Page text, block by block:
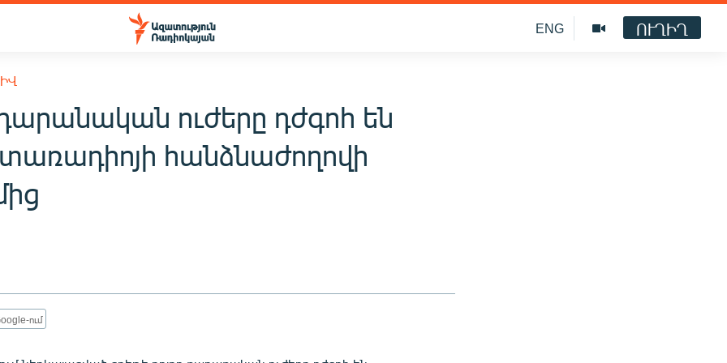
ENG ՈՒՂԻՂ
ուժերը դժգոհ են
հանձնաժողովի
ում